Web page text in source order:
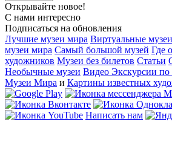
Открывайте новое!
С нами интересно
Подписаться на обновления
Лучшие музеи мира Виртуальные
музеи мира Самый большой музей Где
художников Музеи без билетов Статьи
Необычные музеи Видео Экскурсии по
Музеи Мира и Картины известных
Написать нам